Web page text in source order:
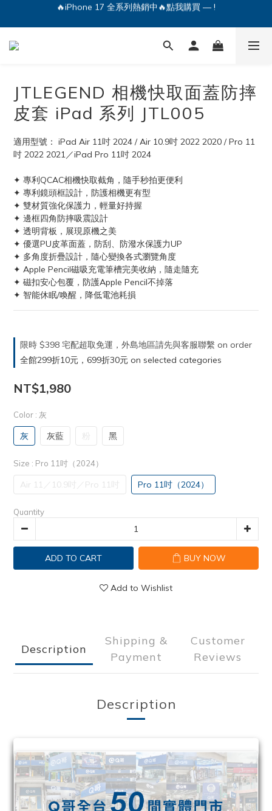
🔥iPhone 17 全系列熱銷中🔥點我購買 — !
💕加入Q哥 Line 新好友領優惠券！🎫
🔥iPhone 17 全系列熱銷中🔥點我購買 — !
JTLEGEND 相機快取面蓋防摔
皮套 iPad 系列 JTL005
適用型號： iPad Air 11吋 2024 / Air 10.9吋 2022 2020 / Pro 11
吋 2022 2021／iPad Pro 11吋 2024
✦ 專利QCAC相機快取截角，隨手秒拍更便利
✦ 專利鏡頭框設計，防護相機更有型
✦ 雙材質強化保護力，輕量好持握
✦ 邊框四角防摔吸震設計
✦ 透明背板，展現原機之美
✦ 優選PU皮革面蓋，防刮、防潑水保護力UP
✦ 多角度折疊設計，隨心變換各式瀏覽角度
✦ Apple Pencil磁吸充電筆槽完美收納，隨走隨充
✦ 磁扣安心包覆，防護Apple Pencil不掉落
✦ 智能休眠/喚醒，降低電池耗損
限時 $398 宅配超取免運，外島地區請先與客服聯繫 on order
全館299折10元，699折30元 on selected categories
NT$1,980
Color : 灰
灰 灰藍 粉 黑
Size : Pro 11吋（2024）
Air 11／10.9吋／Pro 11吋 Pro 11吋（2024）
Quantity
ADD TO CART BUY NOW
Add to Wishlist
Description
Shipping &
Payment
Customer
Reviews
Description